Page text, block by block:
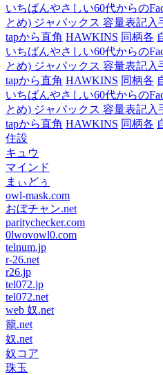
いちばんやさしい60代からの
とめ) ジャパックス 容量表記入
tapから直角 HAWKINS 同柄各
いちばんやさしい60代からの
とめ) ジャパックス 容量表記入
tapから直角 HAWKINS 同柄各
いちばんやさしい60代からの
とめ) ジャパックス 容量表記入
tapから直角 HAWKINS 同柄各
住設
キュウ
マインド
まぃどぅ
owl-mask.com
おぼチャン.net
paritychecker.com
0lwovowl0.com
telnum.jp
r-26.net
r26.jp
tel072.jp
tel072.net
web 奴.net
籠.net
奴.net
奴コア
珠玉